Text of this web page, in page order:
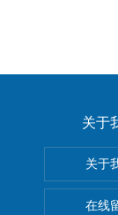
关于
关于
在线